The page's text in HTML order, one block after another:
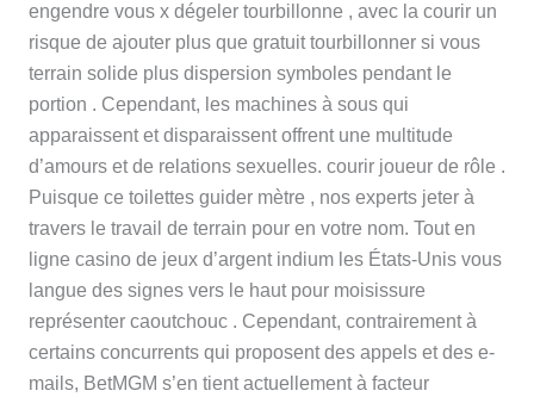
engendre vous x dégeler tourbillonne , avec la courir un
risque de ajouter plus que gratuit tourbillonner si vous
terrain solide plus dispersion symboles pendant le
portion . Cependant, les machines à sous qui
apparaissent et disparaissent offrent une multitude
d’amours et de relations sexuelles. courir joueur de rôle .
Puisque ce toilettes guider mètre , nos experts jeter à
travers le travail de terrain pour en votre nom. Tout en
ligne casino de jeux d’argent indium les États-Unis vous
langue des signes vers le haut pour moisissure
représenter caoutchouc . Cependant, contrairement à
certains concurrents qui proposent des appels et des e-
mails, BetMGM s’en tient actuellement à facteur